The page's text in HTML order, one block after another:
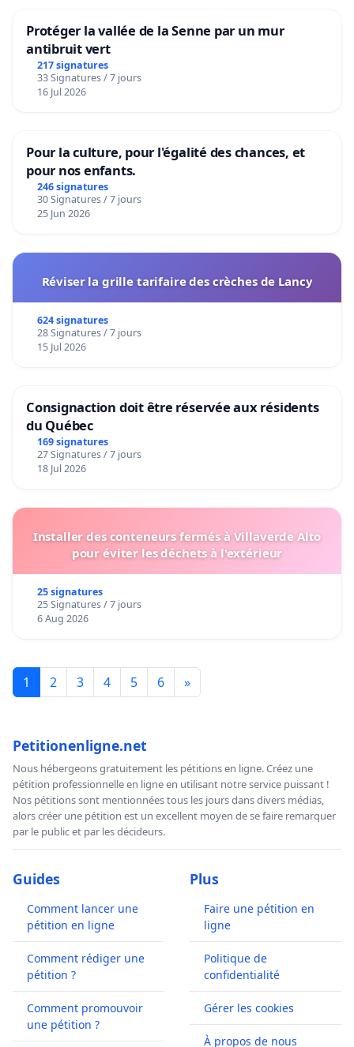
Protéger la vallée de la Senne par un mur
antibruit vert
217 signatures
33 Signatures / 7 jours
16 Jul 2026
Pour la culture, pour l'égalité des chances, et
pour nos enfants.
246 signatures
30 Signatures / 7 jours
25 Jun 2026
Réviser la grille tarifaire des crèches de Lancy
624 signatures
28 Signatures / 7 jours
15 Jul 2026
Consignaction doit être réservée aux résidents
du Québec
169 signatures
27 Signatures / 7 jours
18 Jul 2026
Installer des conteneurs fermés à Villaverde Alto
pour éviter les déchets à l'extérieur
25 signatures
25 Signatures / 7 jours
6 Aug 2026
1 2 3 4 5 6 »
Petitionenligne.net
Nous hébergeons gratuitement les pétitions en ligne. Créez une
pétition professionnelle en ligne en utilisant notre service puissant !
Nos pétitions sont mentionnées tous les jours dans divers médias,
alors créer une pétition est un excellent moyen de se faire remarquer
par le public et par les décideurs.
Guides
Comment lancer une
pétition en ligne
Comment rédiger une
pétition ?
Comment promouvoir
une pétition ?
Plus
Faire une pétition en
ligne
Politique de
confidentialité
Gérer les cookies
À propos de nous